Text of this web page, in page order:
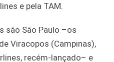
e pela TAM.
são São Paulo –os
Viracopos (Campinas),
recém-lançado– e